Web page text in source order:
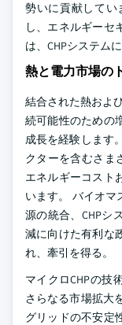
勢いに貢献してい
し、エネルギーセ
は、CHPシステム
熱と電力市場の
結合された熱およ
続可能性のための
成長を経験します
クターを含むさま
エネルギーコスト
います。 バイオマ
源の統合、CHPシ
減に向けた有利な
れ、牽引を得る。
マイクロCHPの技
さらなる市場拡大
グリッドの不安定